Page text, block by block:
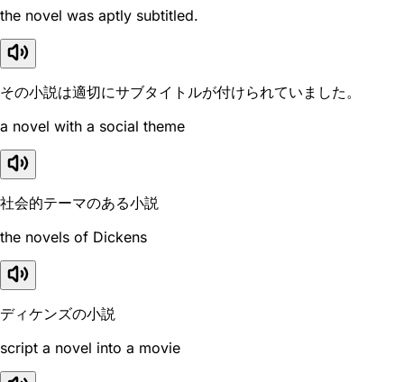
the novel was aptly subtitled.
その小説は適切にサブタイトルが付けられていました。
a novel with a social theme
社会的テーマのある小説
the novels of Dickens
ディケンズの小説
script a novel into a movie